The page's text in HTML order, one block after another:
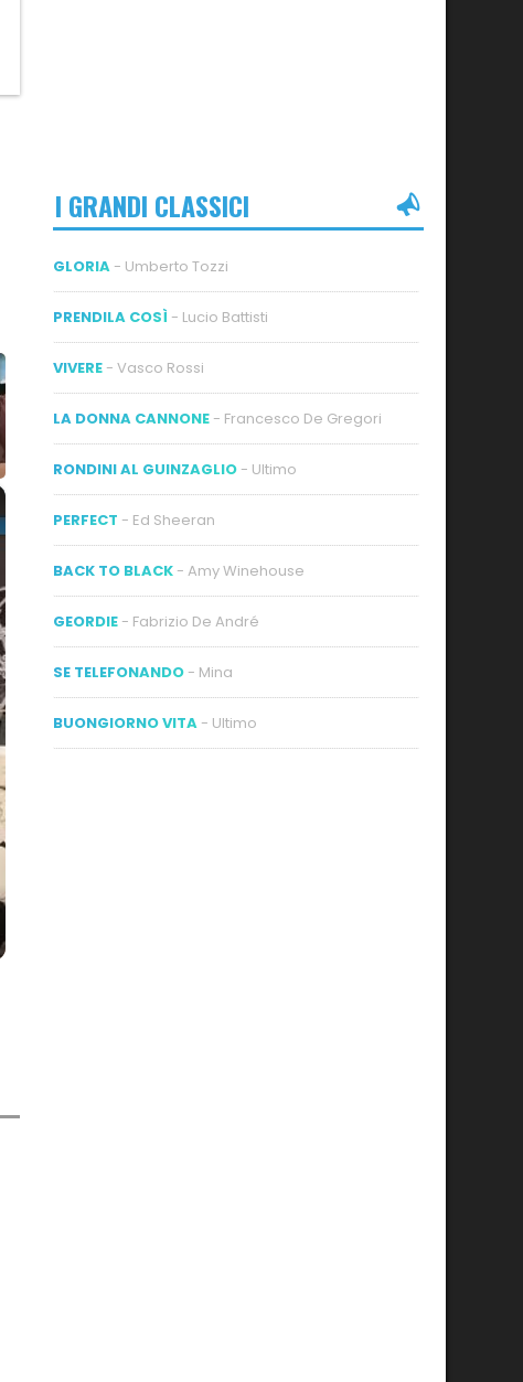
I GRANDI CLASSICI
GLORIA - Umberto Tozzi
PRENDILA COSÌ - Lucio Battisti
VIVERE - Vasco Rossi
LA DONNA CANNONE - Francesco De Gregori
RONDINI AL GUINZAGLIO - Ultimo
PERFECT - Ed Sheeran
BACK TO BLACK - Amy Winehouse
GEORDIE - Fabrizio De André
SE TELEFONANDO - Mina
BUONGIORNO VITA - Ultimo